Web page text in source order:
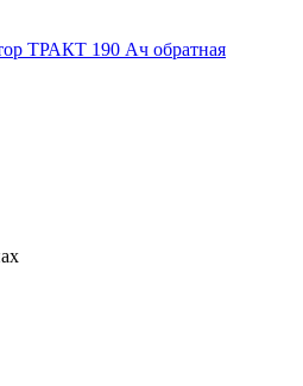
ТРАКТ 190 Ач обратная